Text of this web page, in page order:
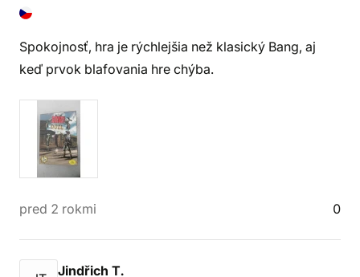
Spokojnosť, hra je rýchlejšia než klasický Bang, aj
keď prvok blafovania hre chýba.
pred 2 rokmi 0
Jindřich T.